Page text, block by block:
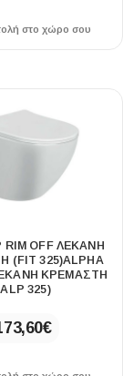
στο χώρο σου
RIM OFF ΛΕΚΑΝΗ
(FIT 325)ALPHA
ΚΡΕΜΑΣΤΗ
325)
€